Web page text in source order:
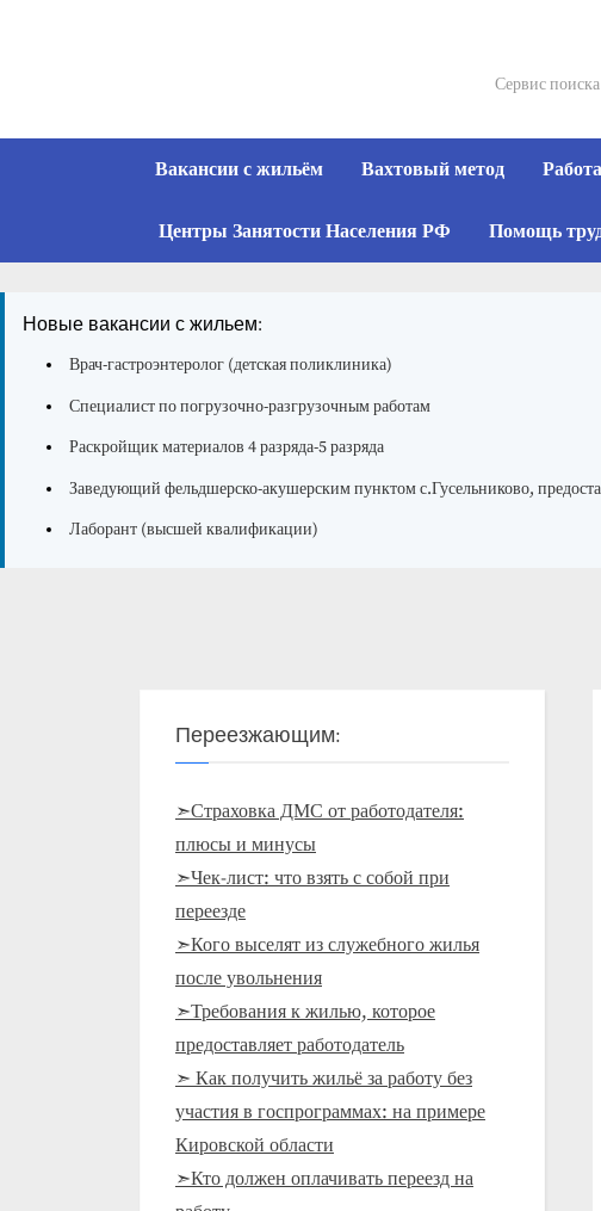
Сервис
Вакансии с жильём Вахтовый метод
Центры Занятости Населения РФ Помощь
Новые вакансии с жильем:
Врач-гастроэнтеролог (детская поликлиника)
Специалист по погрузочно-разгрузочным работам
Раскройщик материалов 4 разряда-5 разряда
Заведующий фельдшерско-акушерским пунктом с.Гусельниково,
Лаборант (высшей квалификации)
Переезжающим:
➣Страховка ДМС от работодателя:
плюсы и минусы
➣Чек-лист: что взять с собой при
переезде
➣Кого выселят из служебного жилья
после увольнения
➣Требования к жилью, которое
предоставляет работодатель
➣ Как получить жильё за работу без
участия в госпрограммах: на примере
Кировской области
➣Кто должен оплачивать переезд на